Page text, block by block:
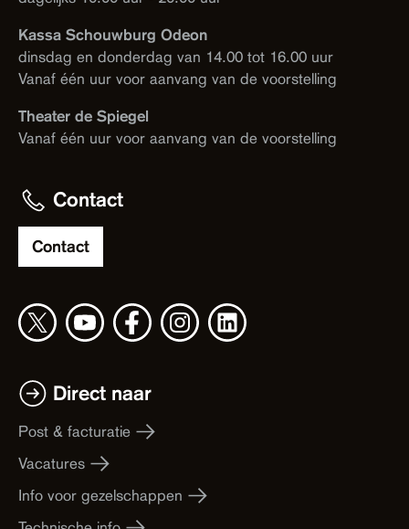
Kassa Schouwburg Odeon
dinsdag en donderdag van 14.00 tot 16.00 uur
Vanaf één uur voor aanvang van de voorstelling
Theater de Spiegel
Vanaf één uur voor aanvang van de voorstelling
Contact
Contact
Direct naar
Post & facturatie
Vacatures
Info voor gezelschappen